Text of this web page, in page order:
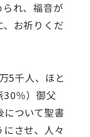
れ、福音が
お祈りくだ
5千人、ほと
30％）御父
ついて聖書
させ、人々